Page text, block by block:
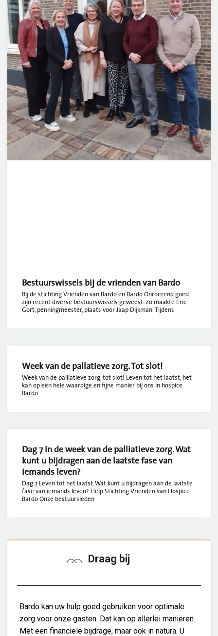
Bestuurswissels bij de vrienden van Bardo
Bij de stichting Vrienden van Bardo en Bardo Onroerend goed
zijn recent diverse bestuurswissels geweest. Zo maakte Eric
Gort, penningmeester, plaats voor Jaap Dijkman. Tijdens
Week van de pallatieve zorg. Tot slot!
Week van de palliatieve zorg, tot slot! Leven tot het laatst, het
kan op een hele waardige en fijne manier bij ons in hospice
Bardo.
Dag 7 in de week van de palliatieve zorg. Wat
kunt u bijdragen aan de laatste fase van
iemands leven?
Dag 7 Leven tot het laatst. Wat kunt u bijdragen aan de laatste
fase van iemands leven? Help Stichting Vrienden van Hospice
Bardo Onze bestuursleden
Draag bij
Bardo kan uw hulp goed gebruiken voor optimale
zorg voor onze gasten. Dat kan op allerlei manieren.
Met een financiële bijdrage, maar ook in natura. U